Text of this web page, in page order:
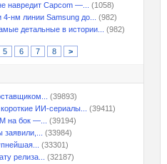
навредит Capcom —...
(1058)
4-нм линии Samsung до...
(982)
детальные в истории...
(982)
5 6 7 8 >
(39893)
ИИ-сериалы...
(39411)
на бок —...
(39194)
заявили,...
(33984)
(33301)
релиза...
(32187)